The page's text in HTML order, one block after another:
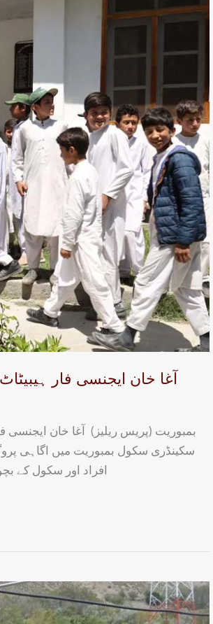
بمبوریت (پریس ریلیز) آغا خان ایجنسی
سکینڈری سکول بمبوریت میں اگاہی
افراد اور سکول کے